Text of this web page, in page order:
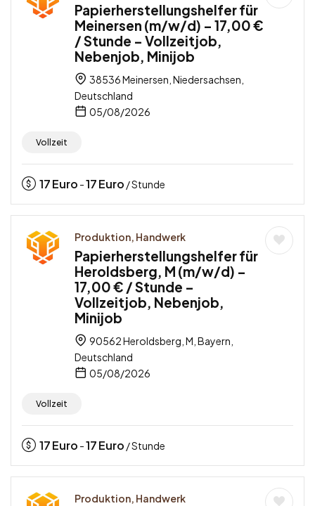
Papierherstellungshelfer für
Meinersen (m/w/d) – 17,00 €
/ Stunde – Vollzeitjob,
Nebenjob, Minijob
38536 Meinersen, Niedersachsen,
Deutschland
05/08/2026
Vollzeit
17Euro -17Euro / Stunde
Produktion, Handwerk
Papierherstellungshelfer für
Heroldsberg, M (m/w/d) –
17,00 € / Stunde –
Vollzeitjob, Nebenjob,
Minijob
90562 Heroldsberg, M, Bayern,
Deutschland
05/08/2026
Vollzeit
17Euro -17Euro / Stunde
Produktion, Handwerk